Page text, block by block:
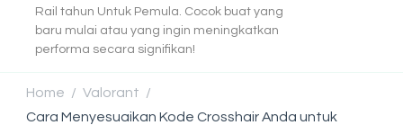
Rail tahun Untuk Pemula. Cocok buat yang
baru mulai atau yang ingin meningkatkan
performa secara signifikan!
Home / Valorant /
Cara Menyesuaikan Kode Crosshair Anda untuk